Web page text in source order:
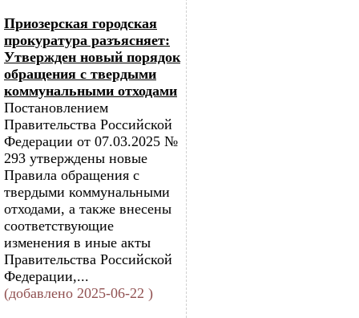
Приозерская городская
прокуратура разъясняет:
Утвержден новый порядок
обращения с твердыми
коммунальными отходами
Постановлением
Правительства Российской
Федерации от 07.03.2025 №
293 утверждены новые
Правила обращения с
твердыми коммунальными
отходами, а также внесены
соответствующие
изменения в иные акты
Правительства Российской
Федерации,...
(добавлено 2025-06-22 )